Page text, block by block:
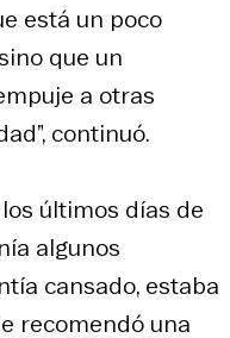
está un poco
que un
a otras
continuó.
últimos días de
algunos
cansado, estaba
recomendó una